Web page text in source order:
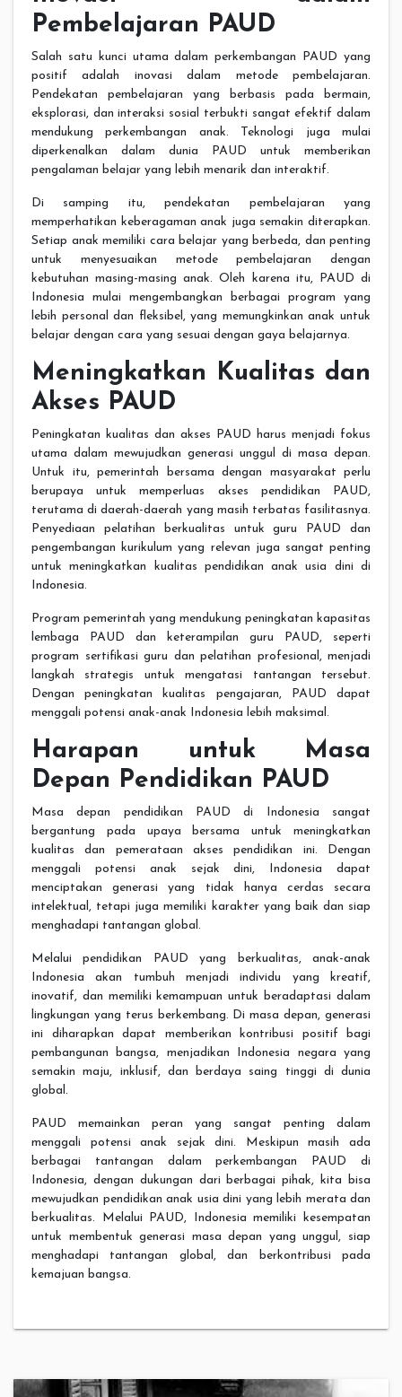
Pembelajaran PAUD
Salah satu kunci utama dalam perkembangan PAUD yang
positif adalah inovasi dalam metode pembelajaran.
Pendekatan pembelajaran yang berbasis pada bermain,
eksplorasi, dan interaksi sosial terbukti sangat efektif dalam
mendukung perkembangan anak. Teknologi juga mulai
diperkenalkan dalam dunia PAUD untuk memberikan
pengalaman belajar yang lebih menarik dan interaktif.
Di samping itu, pendekatan pembelajaran yang
memperhatikan keberagaman anak juga semakin diterapkan.
Setiap anak memiliki cara belajar yang berbeda, dan penting
untuk menyesuaikan metode pembelajaran dengan
kebutuhan masing-masing anak. Oleh karena itu, PAUD di
Indonesia mulai mengembangkan berbagai program yang
lebih personal dan fleksibel, yang memungkinkan anak untuk
belajar dengan cara yang sesuai dengan gaya belajarnya.
Meningkatkan Kualitas dan
Akses PAUD
Peningkatan kualitas dan akses PAUD harus menjadi fokus
utama dalam mewujudkan generasi unggul di masa depan.
Untuk itu, pemerintah bersama dengan masyarakat perlu
berupaya untuk memperluas akses pendidikan PAUD,
terutama di daerah-daerah yang masih terbatas fasilitasnya.
Penyediaan pelatihan berkualitas untuk guru PAUD dan
pengembangan kurikulum yang relevan juga sangat penting
untuk meningkatkan kualitas pendidikan anak usia dini di
Indonesia.
Program pemerintah yang mendukung peningkatan kapasitas
lembaga PAUD dan keterampilan guru PAUD, seperti
program sertifikasi guru dan pelatihan profesional, menjadi
langkah strategis untuk mengatasi tantangan tersebut.
Dengan peningkatan kualitas pengajaran, PAUD dapat
menggali potensi anak-anak Indonesia lebih maksimal.
Harapan untuk Masa
Depan Pendidikan PAUD
Masa depan pendidikan PAUD di Indonesia sangat
bergantung pada upaya bersama untuk meningkatkan
kualitas dan pemerataan akses pendidikan ini. Dengan
menggali potensi anak sejak dini, Indonesia dapat
menciptakan generasi yang tidak hanya cerdas secara
intelektual, tetapi juga memiliki karakter yang baik dan siap
menghadapi tantangan global.
Melalui pendidikan PAUD yang berkualitas, anak-anak
Indonesia akan tumbuh menjadi individu yang kreatif,
inovatif, dan memiliki kemampuan untuk beradaptasi dalam
lingkungan yang terus berkembang. Di masa depan, generasi
ini diharapkan dapat memberikan kontribusi positif bagi
pembangunan bangsa, menjadikan Indonesia negara yang
semakin maju, inklusif, dan berdaya saing tinggi di dunia
global.
PAUD memainkan peran yang sangat penting dalam
menggali potensi anak sejak dini. Meskipun masih ada
berbagai tantangan dalam perkembangan PAUD di
Indonesia, dengan dukungan dari berbagai pihak, kita bisa
mewujudkan pendidikan anak usia dini yang lebih merata dan
berkualitas. Melalui PAUD, Indonesia memiliki kesempatan
untuk membentuk generasi masa depan yang unggul, siap
menghadapi tantangan global, dan berkontribusi pada
kemajuan bangsa.